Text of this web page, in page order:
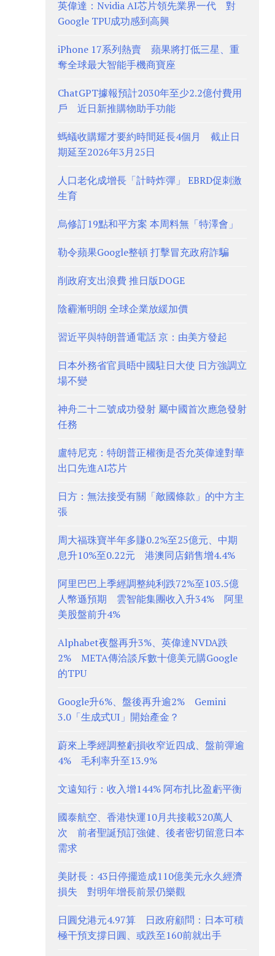
英偉達：Nvidia AI芯片領先業界一代 對
Google TPU成功感到高興
iPhone 17系列熱賣 蘋果將打低三星、重
奪全球最大智能手機商寶座
ChatGPT據報預計2030年至少2.2億付費用
戶 近日新推購物助手功能
螞蟻收購耀才要約時間延長4個月 截止日
期延至2026年3月25日
人口老化成增長「計時炸彈」 EBRD促刺激
生育
烏修訂19點和平方案 本周料無「特澤會」
勒令蘋果Google整頓 打擊冒充政府詐騙
削政府支出浪費 推日版DOGE
陰霾漸明朗 全球企業放緩加價
習近平與特朗普通電話 京：由美方發起
日本外務省官員晤中國駐日大使 日方強調立
場不變
神舟二十二號成功發射 屬中國首次應急發射
任務
盧特尼克：特朗普正權衡是否允英偉達對華
出口先進AI芯片
日方：無法接受有關「敵國條款」的中方主
張
周大福珠寶半年多賺0.2%至25億元、中期
息升10%至0.22元 港澳同店銷售增4.4%
阿里巴巴上季經調整純利跌72%至103.5億
人幣遜預期 雲智能集團收入升34% 阿里
美股盤前升4%
Alphabet夜盤再升3%、英偉達NVDA跌
2% META傳洽談斥數十億美元購Google
的TPU
Google升6%、盤後再升逾2% Gemini
3.0「生成式UI」開始產金？
蔚來上季經調整虧損收窄近四成、盤前彈逾
4% 毛利率升至13.9%
文遠知行：收入增144% 阿布扎比盈虧平衡
國泰航空、香港快運10月共接載320萬人
次 前者聖誕預訂強健、後者密切留意日本
需求
美財長：43日停擺造成110億美元永久經濟
損失 對明年增長前景仍樂觀
日圓兌港元4.97算 日政府顧問：日本可積
極干預支撐日圓、或跌至160前就出手